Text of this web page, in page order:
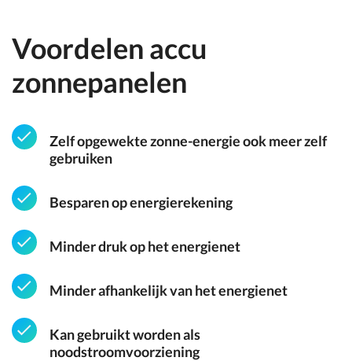
Voordelen accu
zonnepanelen
Zelf opgewekte zonne-energie ook meer zelf
gebruiken
Besparen op energierekening
Minder druk op het energienet
Minder afhankelijk van het energienet
Kan gebruikt worden als
noodstroomvoorziening